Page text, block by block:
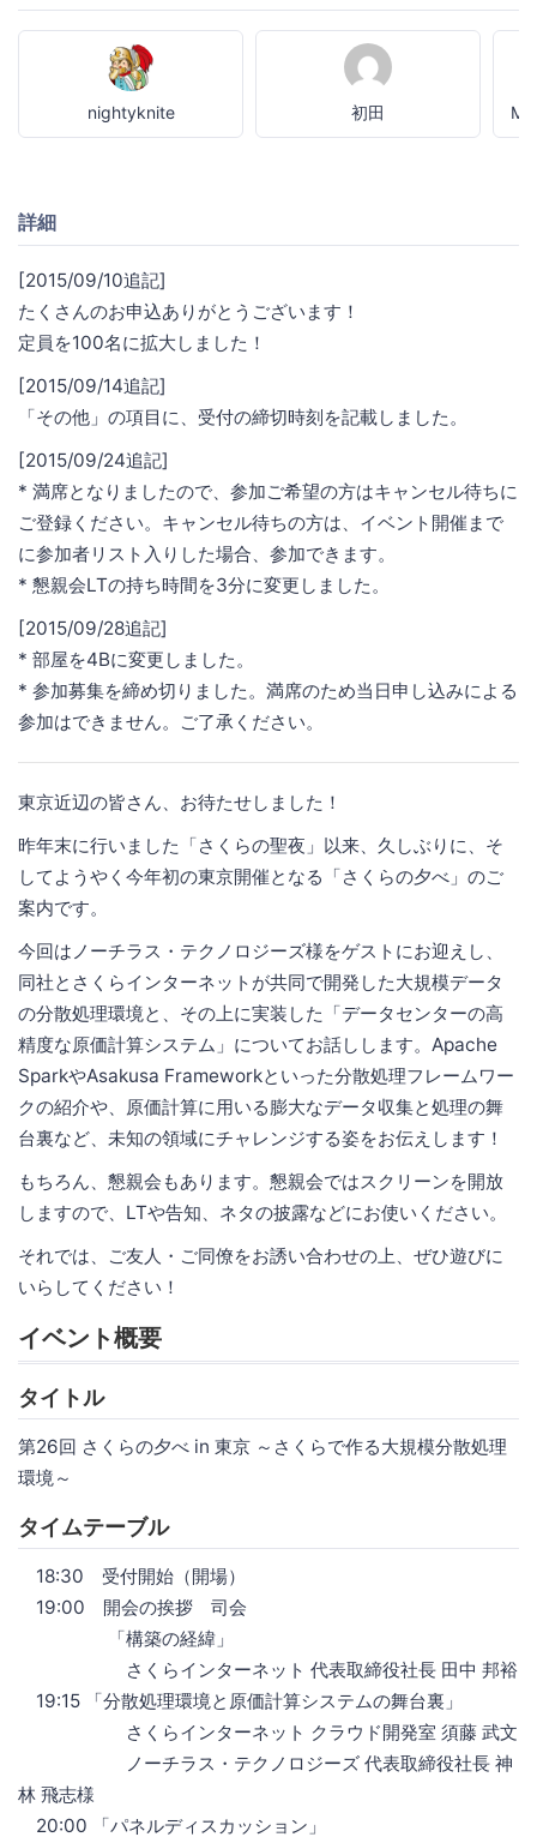
nightyknite 初田 M
詳細
[2015/09/10追記]
たくさんのお申込ありがとうございます！
定員を100名に拡大しました！
[2015/09/14追記]
「その他」の項目に、受付の締切時刻を記載しました。
[2015/09/24追記]
* 満席となりましたので、参加ご希望の方はキャンセル待ちに
ご登録ください。キャンセル待ちの方は、イベント開催まで
に参加者リスト入りした場合、参加できます。
* 懇親会LTの持ち時間を3分に変更しました。
[2015/09/28追記]
* 部屋を4Bに変更しました。
* 参加募集を締め切りました。満席のため当日申し込みによる
参加はできません。ご了承ください。
東京近辺の皆さん、お待たせしました！
昨年末に行いました「さくらの聖夜」以来、久しぶりに、そ
してようやく今年初の東京開催となる「さくらの夕べ」のご
案内です。
今回はノーチラス・テクノロジーズ様をゲストにお迎えし、
同社とさくらインターネットが共同で開発した大規模データ
の分散処理環境と、その上に実装した「データセンターの高
精度な原価計算システム」についてお話しします。Apache
SparkやAsakusa Frameworkといった分散処理フレームワー
クの紹介や、原価計算に用いる膨大なデータ収集と処理の舞
台裏など、未知の領域にチャレンジする姿をお伝えします！
もちろん、懇親会もあります。懇親会ではスクリーンを開放
しますので、LTや告知、ネタの披露などにお使いください。
それでは、ご友人・ご同僚をお誘い合わせの上、ぜひ遊びに
いらしてください！
イベント概要
タイトル
第26回 さくらの夕べ in 東京 ～さくらで作る大規模分散処理
環境～
タイムテーブル
18:30 受付開始（開場）
19:00 開会の挨拶 司会
「構築の経緯」
さくらインターネット 代表取締役社長 田中 邦裕
19:15 「分散処理環境と原価計算システムの舞台裏」
さくらインターネット クラウド開発室 須藤 武文
ノーチラス・テクノロジーズ 代表取締役社長 神
林 飛志様
20:00 「パネルディスカッション」